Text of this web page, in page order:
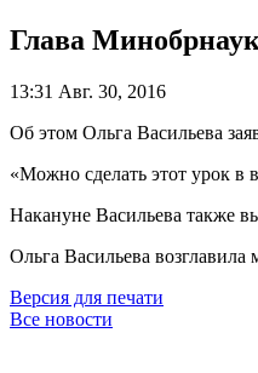
Глава
13:31 Авг. 30, 2016
Об этом Ольга Васильева
«Можно сделать этот урок в
Накануне Васильева также
Ольга Васильева
Версия для печати
Все новости